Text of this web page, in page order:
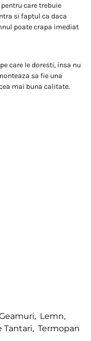
care trebuie
si faptul ca daca
poate crapa imediat
care le doresti, insa nu
sa fie una
mai buna calitate.
, Lemn,
Tantari, Termopan